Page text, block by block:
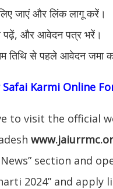
जाएं और लिंक लागू करें।
पढ़ें, और आवेदन पत्र भरें।
तिथि से पहले आवेदन जमा
Safai Karmi Online
to visit the official
section and
2024” and apply